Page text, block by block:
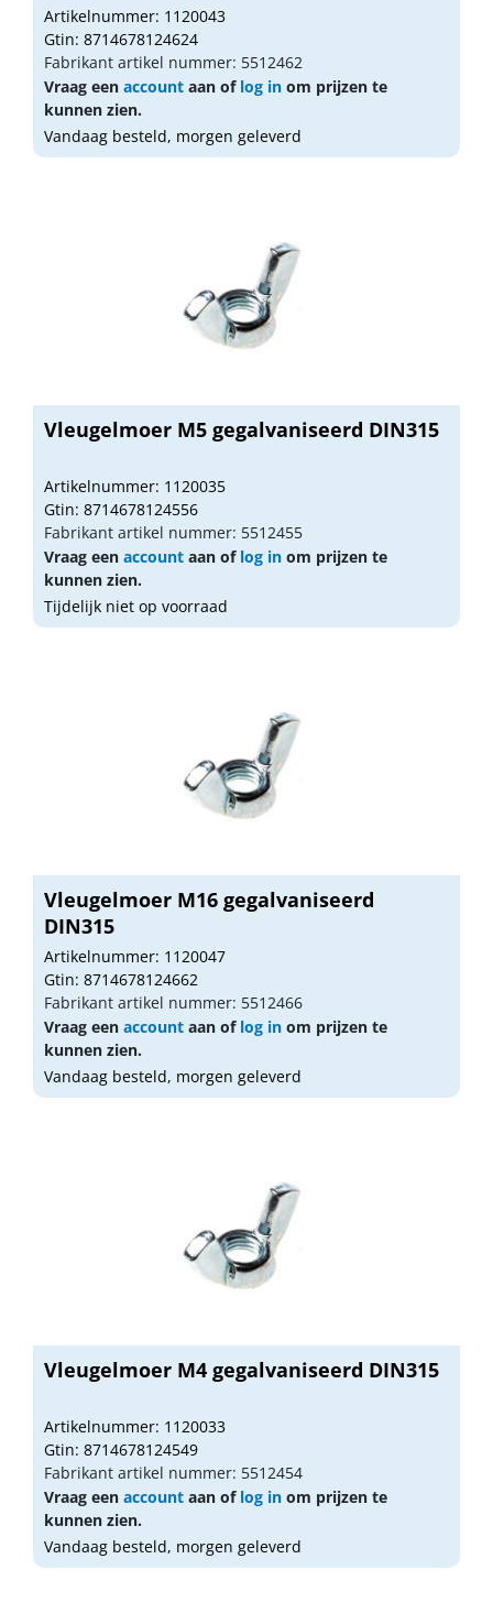
Artikelnummer: 1120043
Gtin: 8714678124624
Fabrikant artikel nummer: 5512462
Vraag een account aan of log in om prijzen te
kunnen zien.
Vandaag besteld, morgen geleverd
Vleugelmoer M5 gegalvaniseerd DIN315
Artikelnummer: 1120035
Gtin: 8714678124556
Fabrikant artikel nummer: 5512455
Vraag een account aan of log in om prijzen te
kunnen zien.
Tijdelijk niet op voorraad
Vleugelmoer M16 gegalvaniseerd
DIN315
Artikelnummer: 1120047
Gtin: 8714678124662
Fabrikant artikel nummer: 5512466
Vraag een account aan of log in om prijzen te
kunnen zien.
Vandaag besteld, morgen geleverd
Vleugelmoer M4 gegalvaniseerd DIN315
Artikelnummer: 1120033
Gtin: 8714678124549
Fabrikant artikel nummer: 5512454
Vraag een account aan of log in om prijzen te
kunnen zien.
Vandaag besteld, morgen geleverd